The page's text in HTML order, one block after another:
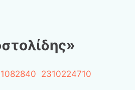
2310224710